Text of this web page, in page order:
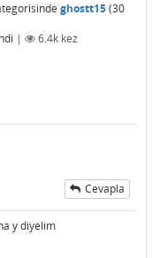
ghostt15(30
| 6.4k kez
Cevapla
y diyelim